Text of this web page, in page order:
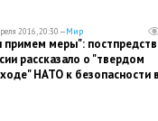
2016, 20:30 —Мир
меры":
рассказало о "твердом
НАТО к безопасности